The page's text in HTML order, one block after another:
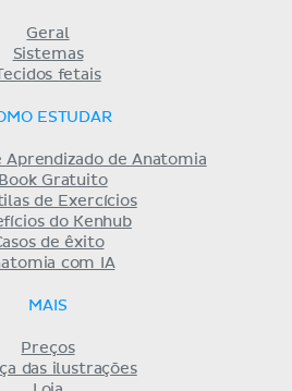
Geral
Sistemas
Tecidos fetais
ESTUDAR
Aprendizado de Anatomia
Gratuito
de Exercícios
do Kenhub
de êxito
com IA
MAIS
Preços
das ilustrações